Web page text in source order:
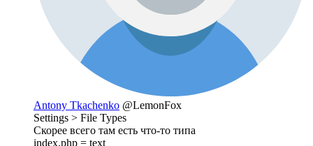
Antony Tkachenko @LemonFox
Settings > File Types
Скорее всего там есть что-то типа
index.php = text